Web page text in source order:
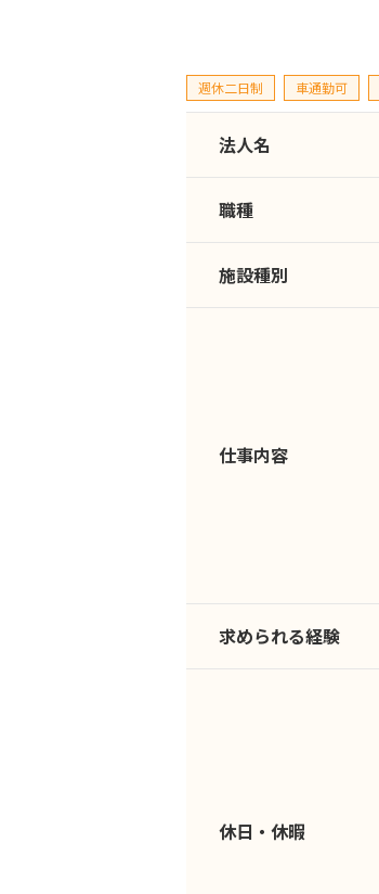
週休二日制 車通勤可
法人名
職種
施設種別
仕事内容
求められる経験
休日・休暇